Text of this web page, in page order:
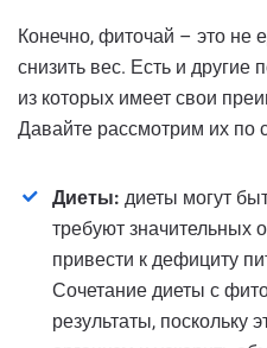
Конечно, фиточай – это не
снизить вес. Есть и
из которых имеет свои
Давайте рассмотрим их по
Диеты: диеты могут
требуют значительных
привести к дефициту
Сочетание диеты с
результаты, поскольку